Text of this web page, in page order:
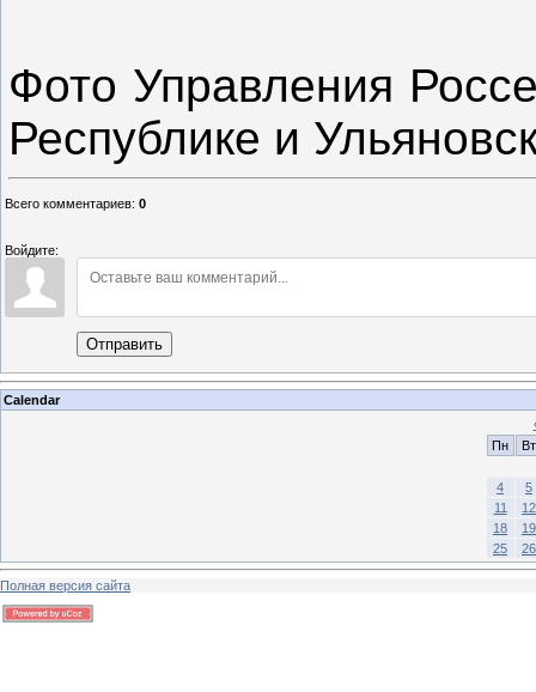
Фото Управления
Республике и
Всего комментариев: 0
Войдите:
Отправить
Calendar
Пн
Вт
4
5
11
12
18
19
25
26
Полная версия сайта